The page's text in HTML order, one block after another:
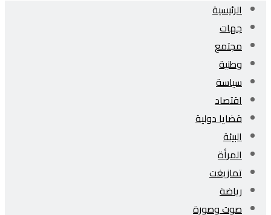
الرئيسية
جهات
مجتمع
وطنية
سياسة
اقتصاد
قضايا دولية
البيئة
المرأة
تمازيغت
رياضة
صوت وصورة